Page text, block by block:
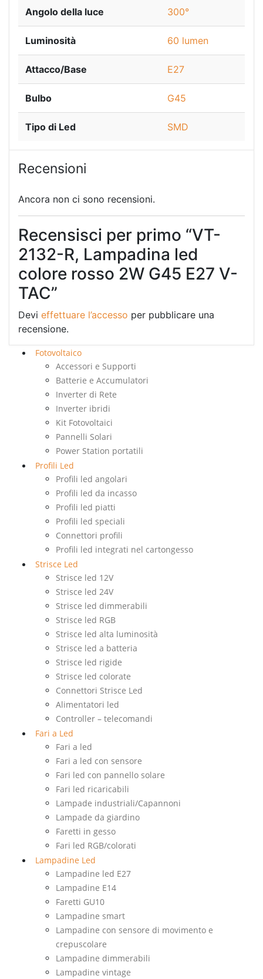
Angolo della luce 300°
Luminosità 60 lumen
Attacco/Base E27
Bulbo G45
Tipo di Led SMD
Recensioni
Ancora non ci sono recensioni.
Recensisci per primo “VT-
2132-R, Lampadina led
colore rosso 2W G45 E27 V-
TAC”
Devi effettuare l’accesso per pubblicare una
recensione.
Fotovoltaico
Accessori e Supporti
Batterie e Accumulatori
Inverter di Rete
Inverter ibridi
Kit Fotovoltaici
Pannelli Solari
Power Station portatili
Profili Led
Profili led angolari
Profili led da incasso
Profili led piatti
Profili led speciali
Connettori profili
Profili led integrati nel cartongesso
Strisce Led
Strisce led 12V
Strisce led 24V
Strisce led dimmerabili
Strisce led RGB
Strisce led alta luminosità
Strisce led a batteria
Strisce led rigide
Strisce led colorate
Connettori Strisce Led
Alimentatori led
Controller – telecomandi
Fari a Led
Fari a led
Fari a led con sensore
Fari led con pannello solare
Fari led ricaricabili
Lampade industriali/Capannoni
Lampade da giardino
Faretti in gesso
Fari led RGB/colorati
Lampadine Led
Lampadine led E27
Lampadine E14
Faretti GU10
Lampadine smart
Lampadine con sensore di movimento e
crepuscolare
Lampadine dimmerabili
Lampadine vintage